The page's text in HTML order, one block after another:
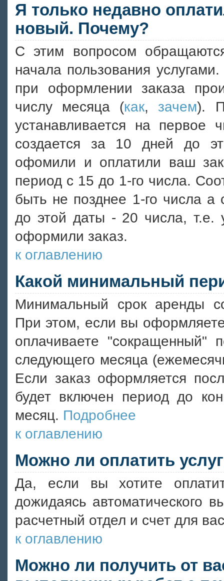
Я только недавно
новый. Почему?
С этим вопросом
начала пользования
при оформлении заказа
числу месяца (как, зачем).
устанавливается на первое
создается за 10 дней до
офомили и оплатили ваш
период с 15 до 1-го числа.
быть не позднее 1-го числа а
до этой даты - 20 числа, т.е.
оформили заказ.
к оглавлению
Какой минимальный
Минимальный срок аренды
При этом, если вы
оплачиваете "сокращенный"
следующего месяца
Если заказ оформляется
будет включен период до
месяц. Подробнее
к оглавлению
Можно ли оплатить
Да, если вы хотите
дожидаясь автоматического
расчетный отдел и счет для
к оглавлению
Можно ли получить от